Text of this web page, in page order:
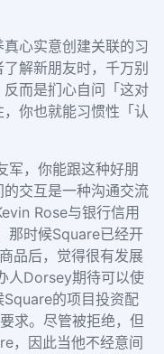
心实意创建关联的习
解新朋友时，千万别
而是扪心自问「这对
，你也就能习惯性「认
军，你能跟这种好朋
交互是一种沟通交流
Rose与银行信用
那时候Square已经开
品后，觉得很有发展
人Dorsey期待可以使
的项目投资配
求。尽管被拒绝，但
，因此当他不经意间